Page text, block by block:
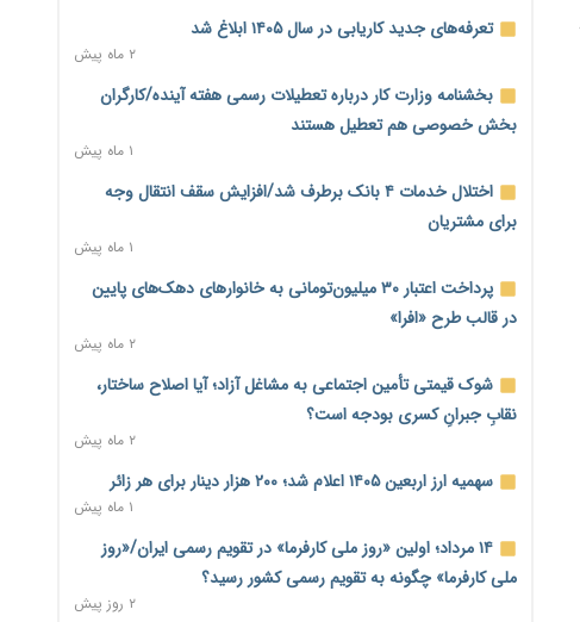
۱ روز پیش
آغاز اجرای پایلوت «ردا کارت» برای دانشجویان تحصیلات تکمیلی
۱ روز پیش
محدودیت تازه برای شبکه بانکی؛ افزایش سپرده قانونی با هدف
کنترل تورم
۱ روز پیش
ترمز تولید خودرو کشیده شد؛ افت ۲۵ درصدی تیراژ ایران‌خودرو،
سایپا و پارس‌خودرو
۱ روز پیش
بنگاه‌داری بانک‌ها؛ مانع بزرگ خانه‌دار شدن مستأجران
نماینده مجلس: توسعه مرزهای زمینی به راهبرد تأمین کالاهای
اساسی تبدیل شود
۱ روز پیش
خانه کارگر قزوین: شکاف دستمزد و هزینه معیشت هر روز عمیق‌تر
می‌شود
۱ روز پیش
تعرفه‌های جدید کاریابی در سال ۱۴۰۵ ابلاغ شد
۲ ماه پیش
بخشنامه وزارت کار درباره تعطیلات رسمی هفته آینده/کارگران
بخش خصوصی هم تعطیل هستند
۱ ماه پیش
اختلال خدمات ۴ بانک برطرف شد/افزایش سقف انتقال وجه
برای مشتریان
۱ ماه پیش
پرداخت اعتبار ۳۰ میلیون‌تومانی به خانوارهای دهک‌های پایین
در قالب طرح «افرا»
۲ ماه پیش
شوک قیمتی تأمین اجتماعی به مشاغل آزاد؛ آیا اصلاح ساختار،
نقابِ جبرانِ کسری بودجه است؟
۲ ماه پیش
سهمیه ارز اربعین ۱۴۰۵ اعلام شد؛ ۲۰۰ هزار دینار برای هر زائر
۱ ماه پیش
۱۴ مرداد؛ اولین «روز ملی کارفرما» در تقویم رسمی ایران/«روز
ملی کارفرما» چگونه به تقویم رسمی کشور رسید؟
۲ روز پیش